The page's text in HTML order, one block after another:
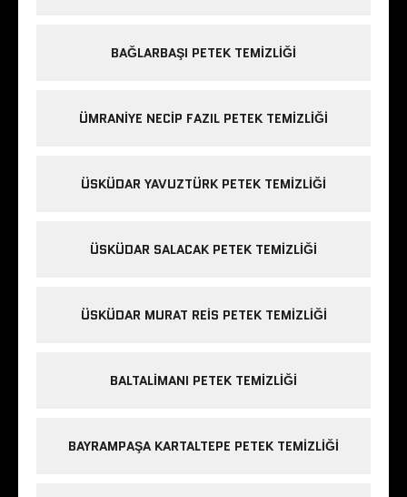
BAĞLARBAŞI PETEK TEMIZLIĞI
ÜMRANIYE NECIP FAZIL PETEK TEMIZLIĞI
ÜSKÜDAR YAVUZTÜRK PETEK TEMIZLIĞI
ÜSKÜDAR SALACAK PETEK TEMIZLIĞI
ÜSKÜDAR MURAT REIS PETEK TEMIZLIĞI
BALTALIMANI PETEK TEMIZLIĞI
BAYRAMPAŞA KARTALTEPE PETEK TEMIZLIĞI